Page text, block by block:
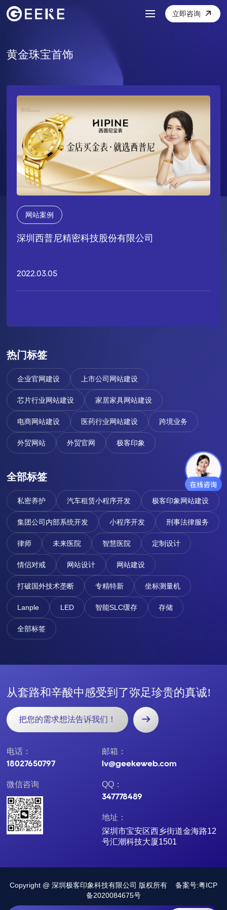
立即咨询
黄金珠宝首饰
网站案例
深圳西普尼精密科技股份有限公司
2022.03.05
热门标签
企业官网建设 上市公司网站建设
芯片行业网站建设 家居家具网站建设
电商网站建设 医药行业网站建设 跨境业务
外贸网站 外贸官网 极客印象
全部标签
私密养护 汽车租赁小程序开发 极客印象网站建设
集团公司内部系统开发 小程序开发 刑事法律服务
律师 未来医院 智慧医院 定制设计
情侣对戒 网站设计 网站建设
打破国外技术垄断 专精特新 坐标测量机
Lanple LED 智能SLC缓存 存储
全部标签
从套路和辛酸中感受到 了弥足珍贵的真诚!
把您的需求想法告诉我们！
电话：
18027650797
微信咨询
邮箱：
lv@geekeweb.com
QQ：
347778489
地址：
深圳市宝安区西乡街道金海路12
号汇潮科技大厦1501
Copyright @ 深圳极客印象科技有限公司 版权所有 备案号:粤ICP
备2020084675号